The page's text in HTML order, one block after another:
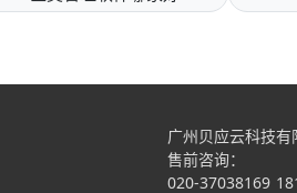
广州贝应云科技有
售前咨询：
020-37038169